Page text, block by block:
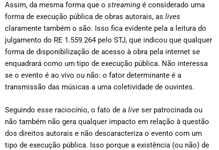
Assim, da mesma forma que o streaming é considerado uma
forma de execução pública de obras autorais, as lives
claramente também o são. Isso fica evidente pela a leitura do
julgamento do RE 1.559.264 pelo STJ, que indicou que qualquer
forma de disponibilização de acesso à obra pela internet se
enquadrará como um tipo de execução pública. Não interessa
se o evento é ao vivo ou não: o fator determinante é a
transmissão das músicas a uma coletividade de ouvintes.
Seguindo esse raciocínio, o fato de a live ser patrocinada ou
não também não gera qualquer impacto em relação à questão
dos direitos autorais e não descaracteriza o evento com um
tipo de execução pública. Isso porque a existência (ou não) de